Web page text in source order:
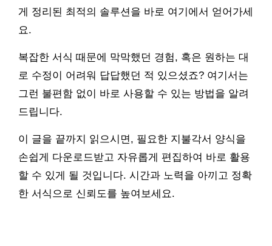
게 정리된 최적의 솔루션을 바로 여기에서 얻어가세
요.
복잡한 서식 때문에 막막했던 경험, 혹은 원하는 대
로 수정이 어려워 답답했던 적 있으셨죠? 여기서는
그런 불편함 없이 바로 사용할 수 있는 방법을 알려
드립니다.
이 글을 끝까지 읽으시면, 필요한 지불각서 양식을
손쉽게 다운로드받고 자유롭게 편집하여 바로 활용
할 수 있게 될 것입니다. 시간과 노력을 아끼고 정확
한 서식으로 신뢰도를 높여보세요.